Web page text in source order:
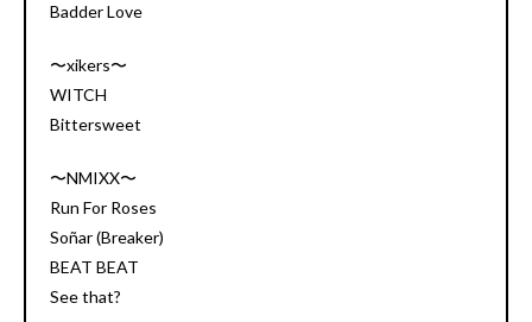
Badder Love
〜xikers〜
WITCH
Bittersweet
〜NMIXX〜
Run For Roses
Soñar (Breaker)
BEAT BEAT
See that?